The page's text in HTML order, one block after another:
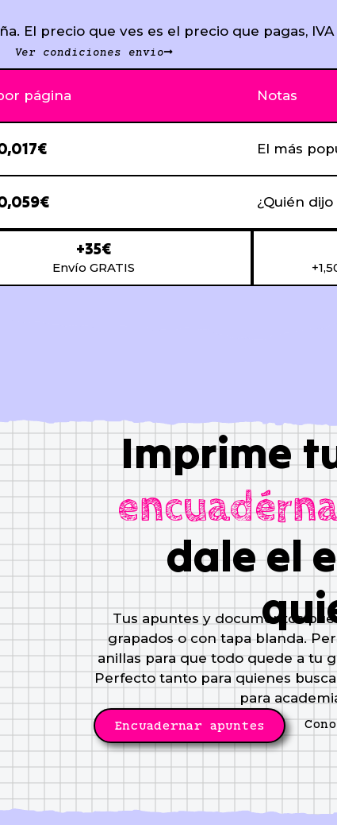
El precio que ves es el precio que pagas,
Ver condiciones envío
página Notas
El más
¿Quién
+35€
Envío GRATIS
Imprime
dale el
Tus apuntes y documentos
grapados o con tapa blanda.
anillas para que todo quede a tu
Perfecto tanto para quienes
para
Encuadernar apuntes